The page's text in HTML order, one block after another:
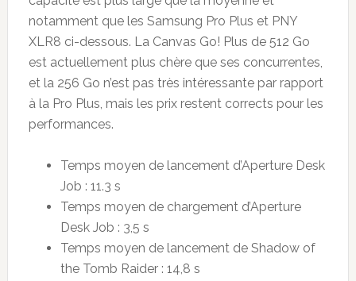
notamment que les Samsung Pro Plus et PNY
XLR8 ci-dessous. La Canvas Go! Plus de 512 Go
est actuellement plus chère que ses concurrentes,
et la 256 Go n’est pas très intéressante par rapport
à la Pro Plus, mais les prix restent corrects pour les
performances.
Temps moyen de lancement d’Aperture Desk
Job : 11.3 s
Temps moyen de chargement d’Aperture
Desk Job : 3,5 s
Temps moyen de lancement de Shadow of
the Tomb Raider : 14,8 s